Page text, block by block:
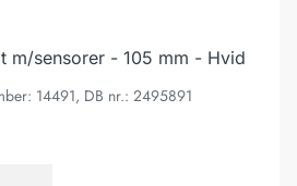
m/sensorer - 105 mm - Hvid
14491, DB nr.: 2495891